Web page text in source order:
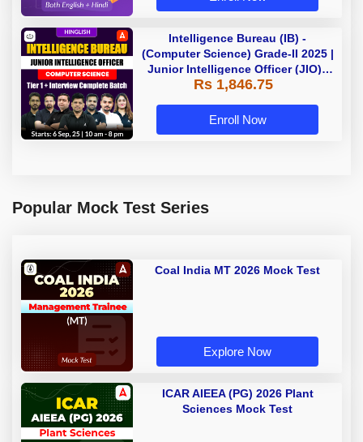
Intelligence Bureau (IB) -
(Computer Science) Grade-II 2025 |
Junior Intelligence Officer (JIO) |
Live Classes + Test Series |
Adda 247
Rs 1,846.75
Enroll Now
Popular Mock Test Series
Coal India MT 2026 Mock Test
Explore Now
ICAR AIEEA (PG) 2026 Plant
Sciences Mock Test